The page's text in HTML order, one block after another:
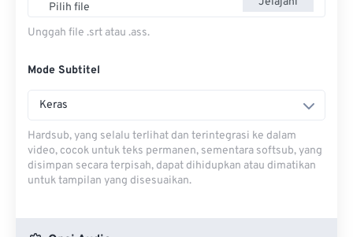
Pilih file
Unggah file .srt atau .ass.
Mode Subtitel
Keras
Hardsub, yang selalu terlihat dan terintegrasi ke dalam
video, cocok untuk teks permanen, sementara softsub, yang
disimpan secara terpisah, dapat dihidupkan atau dimatikan
untuk tampilan yang disesuaikan.